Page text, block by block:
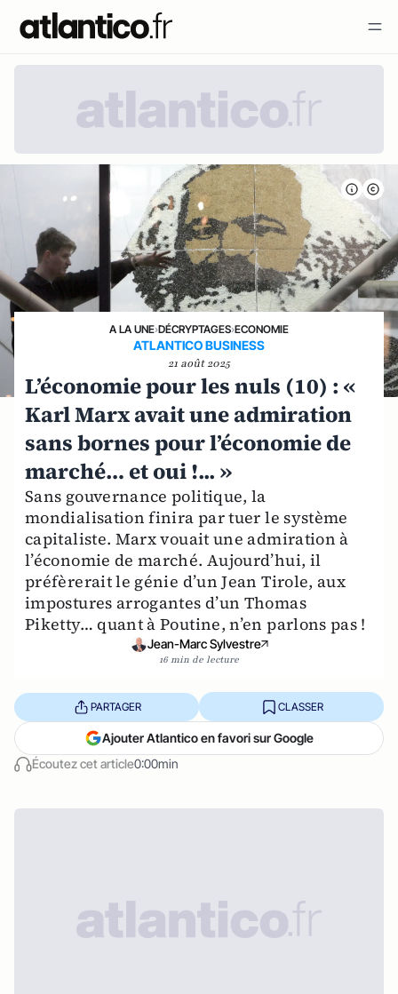
A LA UNE›DÉCRYPTAGES›ECONOMIE
ATLANTICO BUSINESS
21 août 2025
L’économie pour les nuls (10) : «
Karl Marx avait une admiration
sans bornes pour l’économie de
marché… et oui !... »
Sans gouvernance politique, la
mondialisation finira par tuer le système
capitaliste. Marx vouait une admiration à
l’économie de marché. Aujourd’hui, il
préfèrerait le génie d’un Jean Tirole, aux
impostures arrogantes d’un Thomas
Piketty… quant à Poutine, n’en parlons pas !
Jean-Marc Sylvestre
16 min de lecture
Écoutez cet article0:00min
PARTAGER CLASSER
Ajouter Atlantico en favori sur Google